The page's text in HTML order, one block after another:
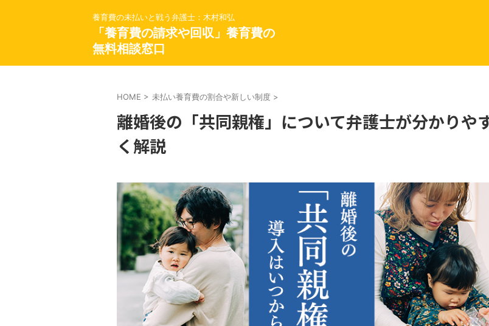
養育費の未払いと戦う弁護士：木村和弘
「養育費の請求や回収」養育費の
無料相談窓口
HOME > 未払い養育費の割合や新しい制度 >
離婚後の「共同親権」について弁護士が分かりや
く解説